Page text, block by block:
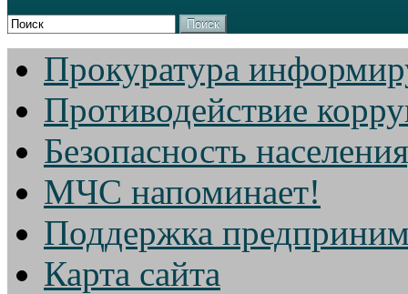
Поиск
Прокуратура
Противодействие
Безопасность
МЧС напоминает!
Поддержка
Карта сайта